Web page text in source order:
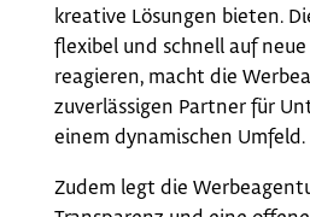
kreative Lösungen bieten.
flexibel und schnell auf
reagieren, macht die
zuverlässigen Partner für
einem dynamischen Umfeld.
Zudem legt die